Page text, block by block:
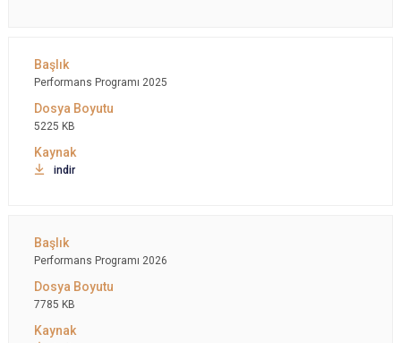
Performans Programı 2025
5225 KB
indir
Performans Programı 2026
7785 KB